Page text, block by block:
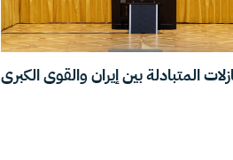
المتبادلة بين إيران والقوى الكبرى